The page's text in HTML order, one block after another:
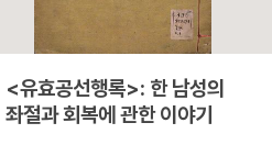
<유효공선행록>: 한 남성의
좌절과 회복에 관한 이야기